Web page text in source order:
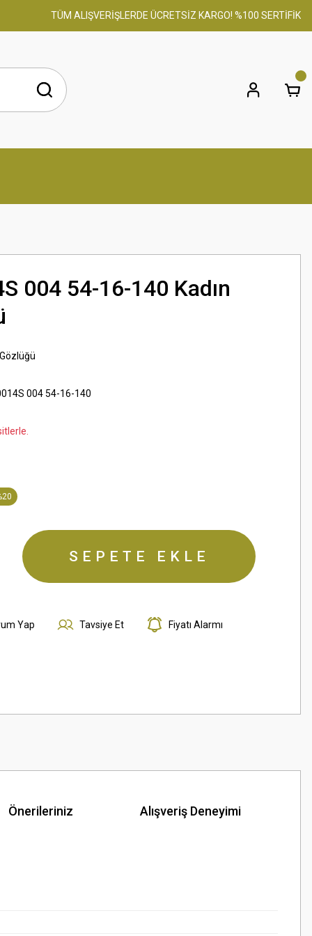
TÜM ALIŞVERİŞLERDE ÜCRETSİZ KARGO! %100 SERTİFİKALI
004 54-16-140 Kadın
004 54-16-140
SEPETE EKLE
Yap Tavsiye Et Fiyatı Alarmı
Önerileriniz Alışveriş Deneyimi